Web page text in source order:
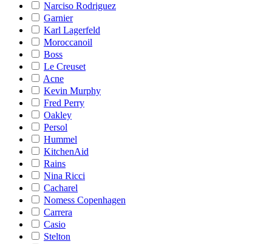
Narciso Rodriguez
Garnier
Karl Lagerfeld
Moroccanoil
Boss
Le Creuset
Acne
Kevin Murphy
Fred Perry
Oakley
Persol
Hummel
KitchenAid
Rains
Nina Ricci
Cacharel
Nomess Copenhagen
Carrera
Casio
Stelton